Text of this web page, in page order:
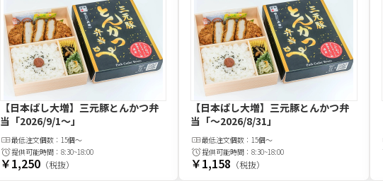
【日本ばし大増】三元豚とんかつ弁
当 「2026/9/1～」
最低注文個数： 15個～
提供可能時間： 8:30~18:00
￥1,250 （税抜）
【日本ばし大増】三元豚とんかつ弁
当 「～2026/8/31」
最低注文個数：15個～
提供可能時間：8:30~18:00
￥1,158 （税抜）